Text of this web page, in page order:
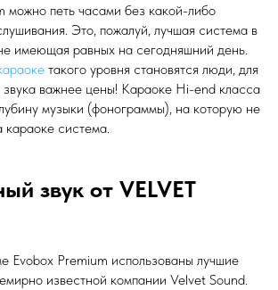
можно петь часами без какой-либо
Это, пожалуй, лучшая система в
имеющая равных на сегодняшний день.
такого уровня становятся люди, для
звука важнее цены! Караоке Hi-end класса
музыки (фонограммы), на которую не
караоке система.
звук от VELVET
Evobox Premium использованы лучшие
известной компании Velvet Sound.